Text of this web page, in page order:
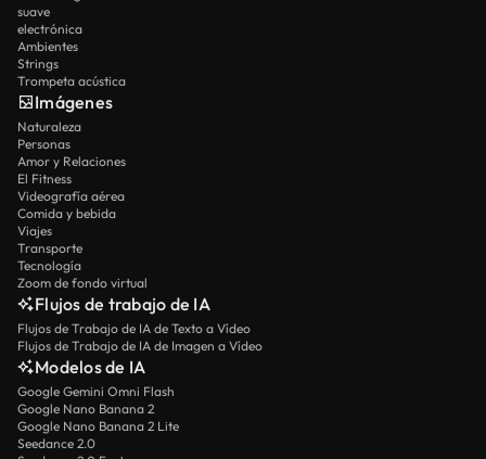
suave
electrónica
Ambientes
Strings
Trompeta acústica
Imágenes
Naturaleza
Personas
Amor y Relaciones
El Fitness
Videografía aérea
Comida y bebida
Viajes
Transporte
Tecnología
Zoom de fondo virtual
Flujos de trabajo de IA
Flujos de Trabajo de IA de Texto a Vídeo
Flujos de Trabajo de IA de Imagen a Vídeo
Modelos de IA
Google Gemini Omni Flash
Google Nano Banana 2
Google Nano Banana 2 Lite
Seedance 2.0